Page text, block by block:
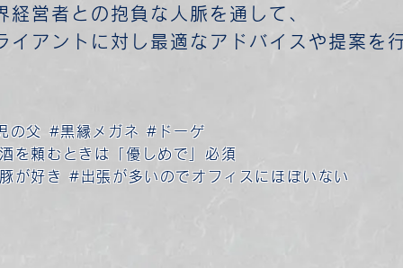
経営者との抱負な人脈を通して、
イアントに対し最適なアドバイスや提案を
の父 #黒縁メガネ #ドーゲ
を頼むときは「優しめで」必須​
が好き #出張が多いのでオフィスにほぼいない